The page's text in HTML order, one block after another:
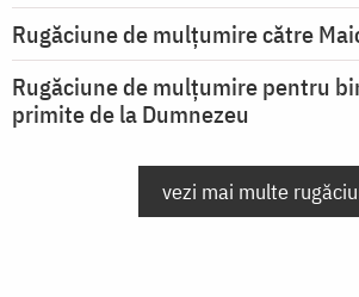
Rugăciune de mulţumire către
Rugăciune de mulțumire pentru
primite de la Dumnezeu
vezi mai multe